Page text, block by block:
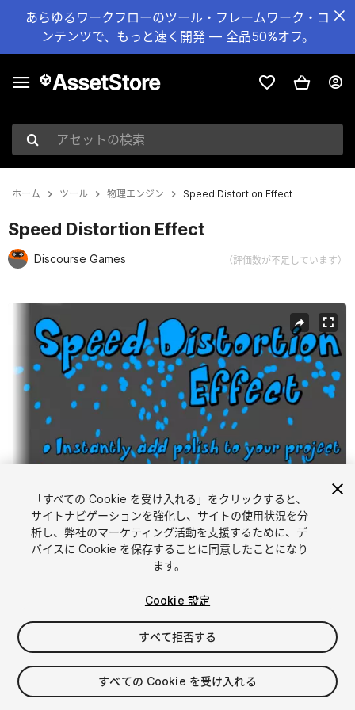
あらゆるワークフローのツール・フレームワーク・コ
ンテンツで、もっと速く開発 — 全品50%オフ。
アセットの検索
ホーム ツール 物理エンジン Speed Distortion Effect
Speed Distortion Effect
Discourse Games （評価数が不足しています）
/3
$5
「すべての Cookie を受け入れる」をクリックすると、
サイトナビゲーションを強化し、サイトの使用状況を分
析し、弊社のマーケティング活動を支援するために、デ
バイスに Cookie を保存することに同意したことになり
ます。
Cookie 設定
すべて拒否する
すべての Cookie を受け入れる